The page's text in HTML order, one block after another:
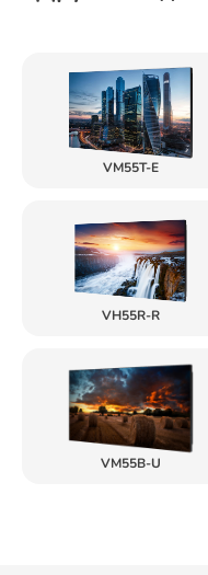
VM55T-E
VH55R-R
VM55B-U